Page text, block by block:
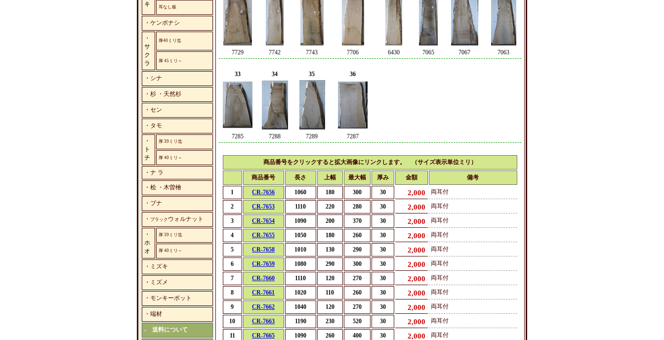
キ
耳なし板
・ ケンポナシ
・
サ
ク
ラ
厚40ミリ迄
厚 45ミリ～
・ シナ
・ 杉 ・天然杉
・ セン
・ タモ
・
ト
チ
厚 39ミリ迄
厚 40ミリ～
・ ナ ラ
・ 桧 ・木曽檜
・ブナ
・ ブラック ウォルナット
・
ホ
オ
厚 39ミリ迄
厚 40ミリ～
・ ミズキ
・ ミズメ
・ モンキーポット
・ 端材
■ 送料について
7729 7742 7743 7706 6430 7065 7067 7063
33 34 35 36
7285 7288 7289 7287
商品番号をクリックすると拡大画像にリンクします。 （サイズ表示単位ミリ）
商品番号 長さ 上幅 最大幅 厚み 金額 備考
1 CR-7656 1060 180 300 30 2,000 両耳付
2 CR-7653 1110 220 280 30 2,000 両耳付
3 CR-7654 1090 200 370 30 2,000 両耳付
4 CR-7655 1050 180 260 30 2,000 両耳付
5 CR-7658 1010 130 290 30 2,000 両耳付
6 CR-7659 1080 290 300 30 2,000 両耳付
7 CR-7660 1110 120 270 30 2,000 両耳付
8 CR-7661 1020 110 260 30 2,000 両耳付
9 CR-7662 1040 120 270 30 2,000 両耳付
10 CR-7663 1190 230 520 30 2,000 両耳付
11 CR-7665 1090 260 400 30 2,000 両耳付